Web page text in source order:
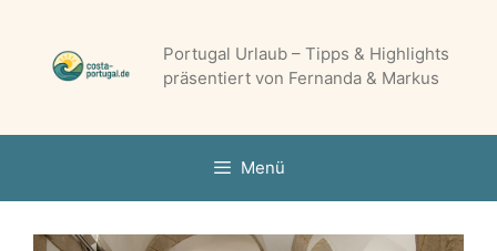
Portugal Urlaub – Tipps & Highlights
präsentiert von Fernanda & Markus
Menü